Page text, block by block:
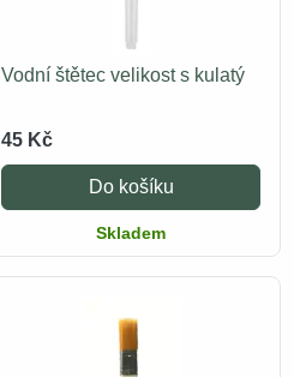
Vodní štětec velikost s kulatý
45 Kč
Do košíku
Skladem